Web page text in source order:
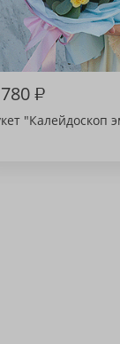
₽
"Калейдоскоп